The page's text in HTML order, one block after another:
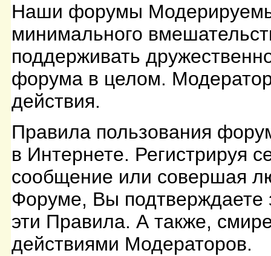
Наши форумы
минимального
поддерживать
форума в целом.
действия.
Правила пользования
в Интернете. Регистрируя
сообщение или совершая
Форуме, Вы подтверждаете
эти Правила. А также,
действиями Модераторов.